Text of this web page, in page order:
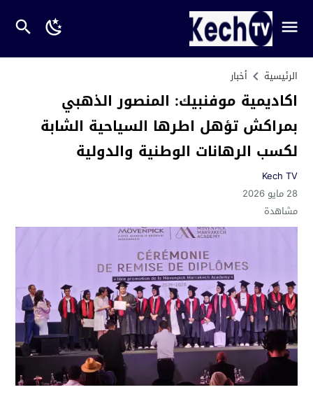
الرئيسية أخبار
اكاديمية موفنبيك: المنصور الذهبي
بمراكش تؤهل اطرها السياحية الشابة
لكسب الرهانات الوطنية والدولية
Kech TV
28 مايو 2026
مشاهدة